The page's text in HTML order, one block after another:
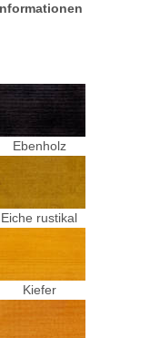
Ebenholz
Eiche rustikal
Kiefer